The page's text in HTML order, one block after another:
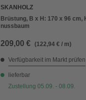
SKANHOLZ
Brüstung, B x H: 170 x 96 cm,
nussbaum
209,00 € (122,94 € / m)
Verfügbarkeit im Markt prüfen
lieferbar
Zustellung 05.09. - 08.09.